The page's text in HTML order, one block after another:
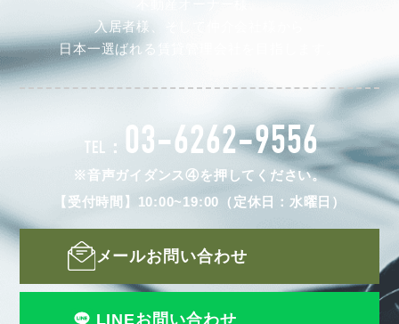
入居者様、そして仲介会社様から
日本一選ばれる賃貸管理会社を目指します。
TEL： 03-6262-9556
※音声ガイダンス④を押してください。
【受付時間】10:00~19:00（定休日：水曜日）
メールお問い合わせ
LINEお問い合わせ